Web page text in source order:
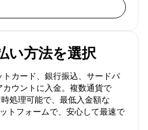
い方法を選択
カード、銀行振込、サードパ
ウントに入金。複数通貨で
処理可能で、最低入金額な
トフォームで、安心して最速で